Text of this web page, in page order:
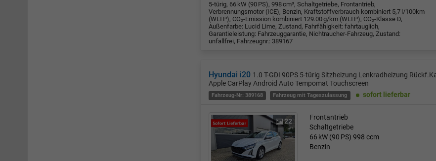
5-türig, 66 kW (90 PS), 998 cm³, Schaltgetriebe, Frontantrieb,
Verbrennungsmotor (ICE), Benzin, Kraftstoffverbrauch kombiniert 5,7 l/100km
(WLTP), CO₂-Emission kombiniert 129.00 g/km (WLTP), CO₂-Klasse D,
Außenfarbe: Lucid Lime, Zustand, Fahrfähigkeit: fahrtauglich,
Garantieleistung: Fahrzeuggarantie, Nichtraucher-Fahrzeug, Zustand:
unfallfrei, Fahrzeugnr.: 389167
Hyundai i20 1.0 T-GDI 90PS 5-türig Sitzheizung Lenkradheizung
Apple CarPlay Android Auto Tempomat Touchscreen
Fahrzeug-Nr: 389168 Fahrzeug mit Tageszulassung sofort lieferbar
22
Frontantrieb
Schaltgetriebe
66 kW (90 PS) 998 ccm
Benzin